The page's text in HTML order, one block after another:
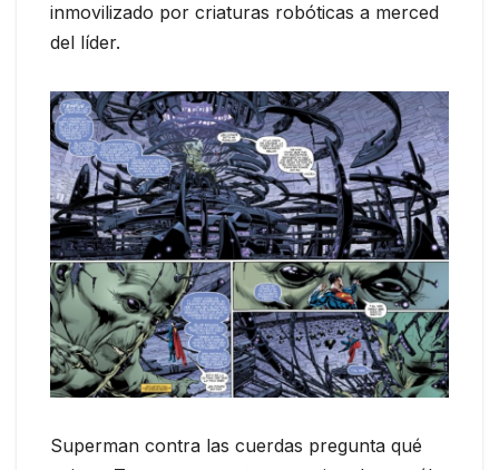
inmovilizado por criaturas robóticas a merced
del líder.
Superman contra las cuerdas pregunta qué